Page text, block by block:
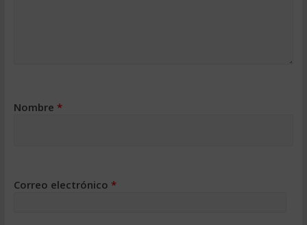
Nombre *
Correo electrónico *